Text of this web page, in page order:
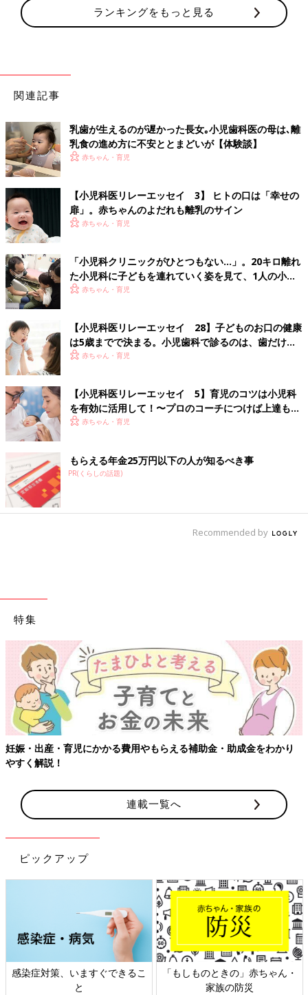
ランキングをもっと見る
関連記事
乳歯が生えるのが遅かった長女｡小児歯科医の母は､離
乳食の進め方に不安ととまどいが【体験談】
赤ちゃん・育児
【小児科医リレーエッセイ 3】 ヒトの口は「幸せの
扉」。赤ちゃんのよだれも離乳のサイン
赤ちゃん・育児
「小児科クリニックがひとつもない…」。20キロ離れ
た小児科に子どもを連れていく姿を見て、1人の小児
科医の決意
赤ちゃん・育児
【小児科医リレーエッセイ 28】子どものお口の健康
は5歳までで決まる。小児歯科で診るのは、歯だけじ
ゃない
赤ちゃん・育児
【小児科医リレーエッセイ 5】育児のコツは小児科
を有効に活用して！〜プロのコーチにつけば上達も早
い～赤ちゃん・育児
もらえる年金25万円以下の人が知るべき事
PR(くらしの話題)
Recommended by
特集
妊娠・出産・育児にかかる費用やもらえる補助金・助成金をわかり
やすく解説！
連載一覧へ
ピックアップ
感染症対策、いますぐできるこ
と
「もしものときの」赤ちゃん・
家族の防災